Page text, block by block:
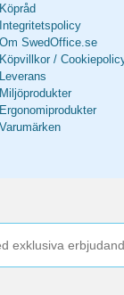
Köpråd
Integritetspolicy
Om SwedOffice.se
Köpvillkor /
Leverans
Miljöprodukter
Ergonomiprodukter
Varumärken